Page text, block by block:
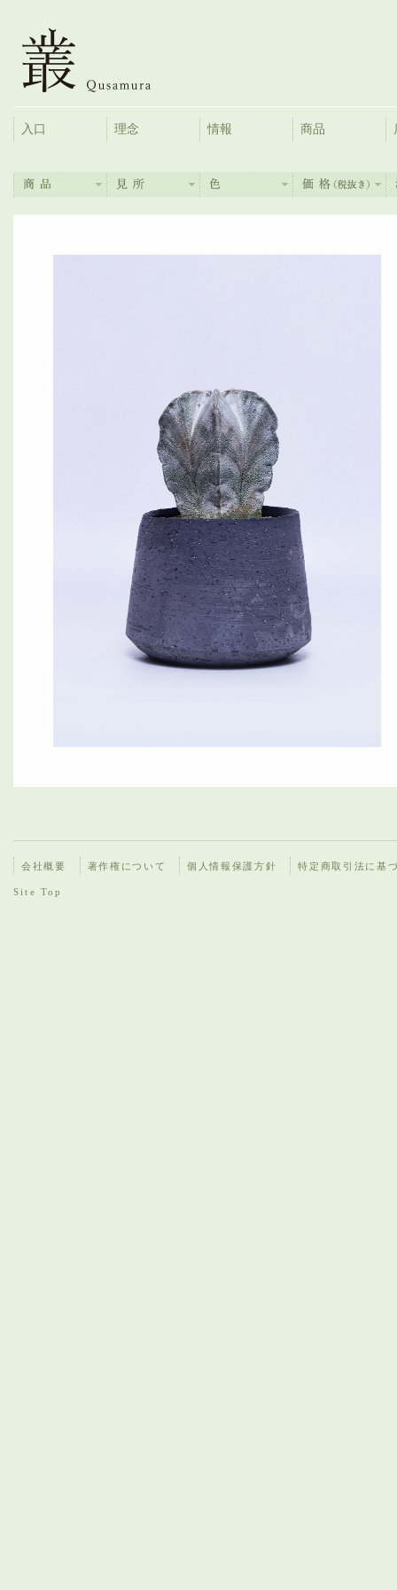
入口 理念 情報 商品
会社概要 著作権について 個人情報保護方針 特定商取引法に基
Site Top